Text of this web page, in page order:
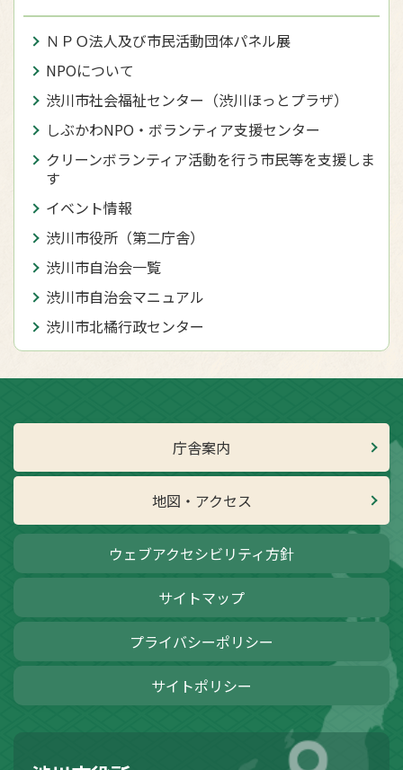
ＮＰＯ法人及び市民活動団体パネル展
NPOについて
渋川市社会福祉センター（渋川ほっとプラザ）
しぶかわNPO・ボランティア支援センター
クリーンボランティア活動を行う市民等を支援しま
す
イベント情報
渋川市役所（第二庁舎）
渋川市自治会一覧
渋川市自治会マニュアル
渋川市北橘行政センター
庁舎案内
地図・アクセス
ウェブアクセシビリティ方針
サイトマップ
プライバシーポリシー
サイトポリシー